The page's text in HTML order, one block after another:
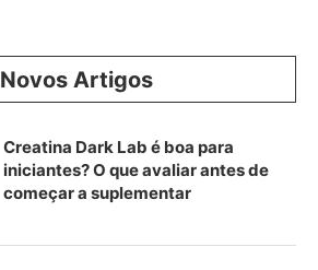
Novos Artigos
Creatina Dark Lab é boa para
iniciantes? O que avaliar antes de
começar a suplementar